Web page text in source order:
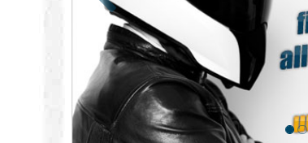
Zurück